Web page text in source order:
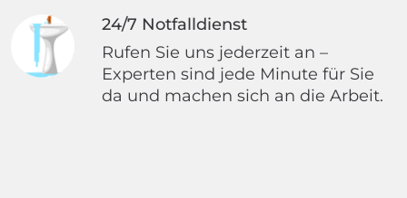
24/7 Notfalldienst
Rufen Sie uns jederzeit an –
Experten sind jede Minute für Sie
da und machen sich an die Arbeit.